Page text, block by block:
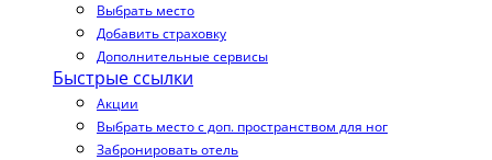
Выбрать место
Добавить страховку
Дополнительные сервисы
Быстрые ссылки
Акции
Выбрать место с доп. пространством для ног
Забронировать отель